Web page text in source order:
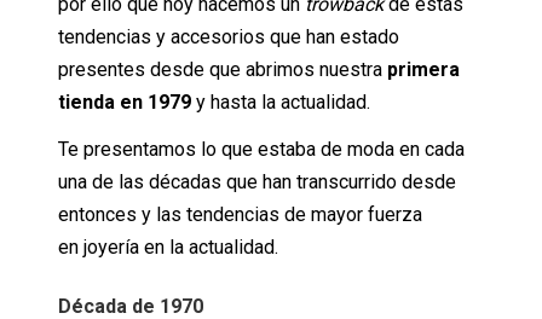
por ello que hoy hacemos un trowbackde estas
tendencias y accesorios que han estado
presentes desde que abrimos nuestra primera
tienda en 1979y hasta la actualidad.
Te presentamos lo que estaba de moda en cada
una de las décadas que han transcurrido desde
entonces y las tendencias de mayor fuerza
en joyería en la actualidad.
Década de 1970